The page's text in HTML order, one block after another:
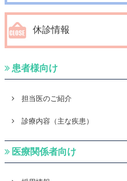
休診情報
患者様向け
担当医のご紹介
診療内容（主な疾患）
医療関係者向け